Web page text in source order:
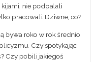
nie podpalali
pracowali. Dziwne, co?
bywa roko w rok średnio
Czy spotykając
Czy pobili jakiegoś